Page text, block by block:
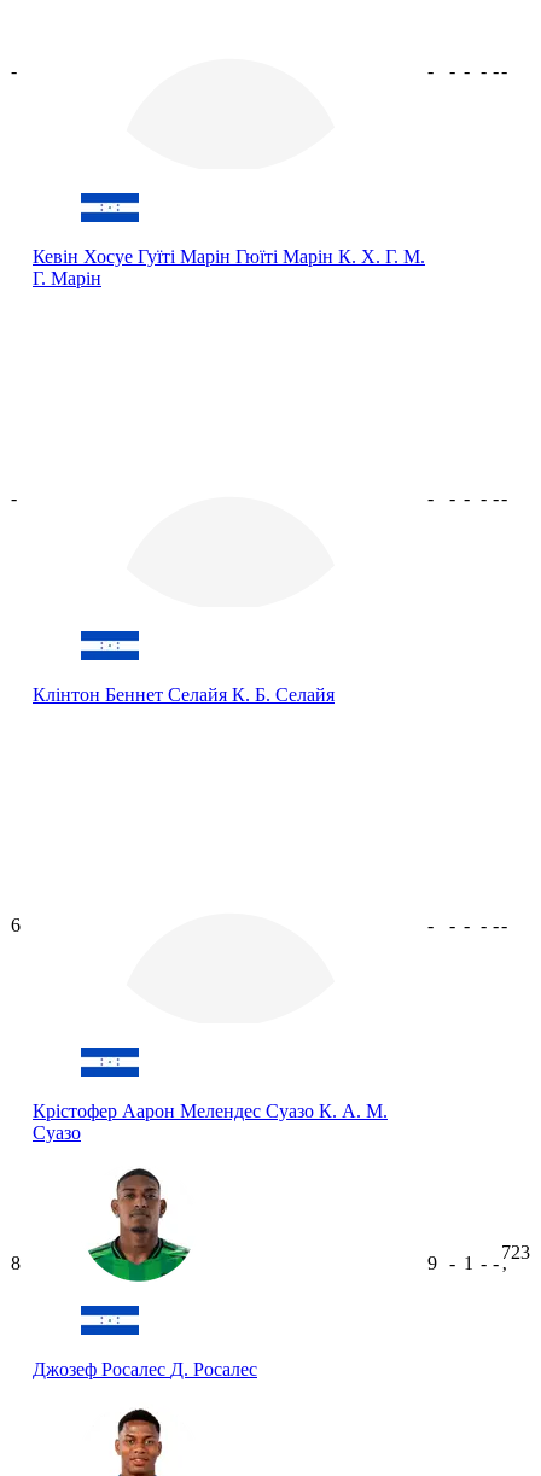
-
Кевін Хосуе Гуїті Марін Гюїті Марін К. Х. Г. М.
Г. Марін
- - - - --
-
Клінтон Беннет Селайя К. Б. Селайя
- - - - --
6
Крістофер Аарон Мелендес Суазо К. А. М.
Суазо
- - - - --
8
Джозеф Росалес Д. Росалес
9 - 1 - -
723
ʼ